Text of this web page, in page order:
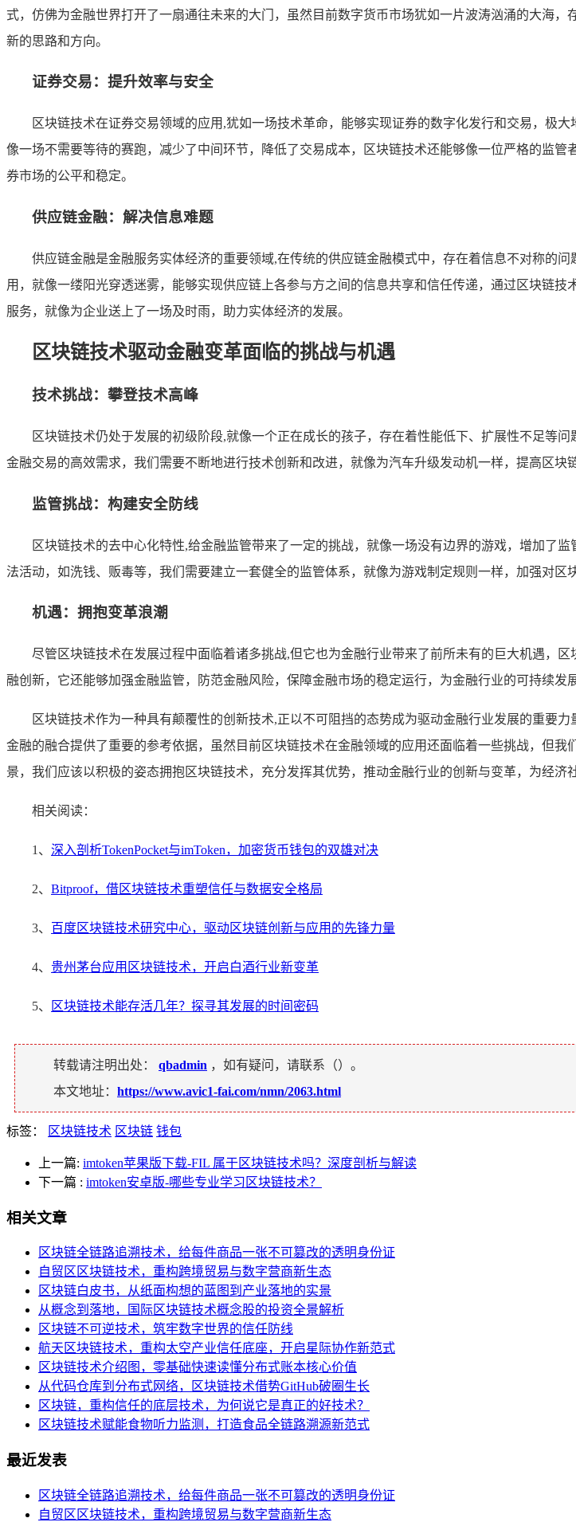
式，仿佛为金融世界打开了一扇通往未来的大门，虽然目前数字货币市场犹如一片波涛汹涌的大海
新的思路和方向。
证券交易：提升效率与安全
区块链技术在证券交易领域的应用,犹如一场技术革命，能够实现证券的数字化发行和交易，极
像一场不需要等待的赛跑，减少了中间环节，降低了交易成本，区块链技术还能够像一位严格的监
券市场的公平和稳定。
供应链金融：解决信息难题
供应链金融是金融服务实体经济的重要领域,在传统的供应链金融模式中，存在着信息不对称的
用，就像一缕阳光穿透迷雾，能够实现供应链上各参与方之间的信息共享和信任传递，通过区块链
服务，就像为企业送上了一场及时雨，助力实体经济的发展。
区块链技术驱动金融变革面临的挑战与机遇
技术挑战：攀登技术高峰
区块链技术仍处于发展的初级阶段,就像一个正在成长的孩子，存在着性能低下、扩展性不足等
金融交易的高效需求，我们需要不断地进行技术创新和改进，就像为汽车升级发动机一样，提高区块
监管挑战：构建安全防线
区块链技术的去中心化特性,给金融监管带来了一定的挑战，就像一场没有边界的游戏，增加了
法活动，如洗钱、贩毒等，我们需要建立一套健全的监管体系，就像为游戏制定规则一样，加强对区
机遇：拥抱变革浪潮
尽管区块链技术在发展过程中面临着诸多挑战,但它也为金融行业带来了前所未有的巨大机遇，
融创新，它还能够加强金融监管，防范金融风险，保障金融市场的稳定运行，为金融行业的可持续发
区块链技术作为一种具有颠覆性的创新技术,正以不可阻挡的态势成为驱动金融行业发展的重要
金融的融合提供了重要的参考依据，虽然目前区块链技术在金融领域的应用还面临着一些挑战，但
景，我们应该以积极的姿态拥抱区块链技术，充分发挥其优势，推动金融行业的创新与变革，为经济
相关阅读：
1、 深入剖析TokenPocket与imToken，加密货币钱包的双雄对决
2、 Bitproof，借区块链技术重塑信任与数据安全格局
3、 百度区块链技术研究中心，驱动区块链创新与应用的先锋力量
4、 贵州茅台应用区块链技术，开启白酒行业新变革
5、 区块链技术能存活几年？探寻其发展的时间密码
转载请注明出处： qbadmin ，如有疑问，请联系（）。
本文地址： https://www.avic1-fai.com/nmn/2063.html
标签： 区块链技术 区块链 钱包
上一篇: imtoken苹果版下载-FIL 属于区块链技术吗？深度剖析与解读
下一篇 : imtoken安卓版-哪些专业学习区块链技术？
相关文章
区块链全链路追溯技术，给每件商品一张不可篡改的透明身份证
自贸区区块链技术，重构跨境贸易与数字营商新生态
区块链白皮书，从纸面构想的蓝图到产业落地的实景
从概念到落地，国际区块链技术概念股的投资全景解析
区块链不可逆技术，筑牢数字世界的信任防线
航天区块链技术，重构太空产业信任底座，开启星际协作新范式
区块链技术介绍图，零基础快速读懂分布式账本核心价值
从代码仓库到分布式网络，区块链技术借势GitHub破圈生长
区块链，重构信任的底层技术，为何说它是真正的好技术？
区块链技术赋能食物听力监测，打造食品全链路溯源新范式
最近发表
区块链全链路追溯技术，给每件商品一张不可篡改的透明身份证
自贸区区块链技术，重构跨境贸易与数字营商新生态